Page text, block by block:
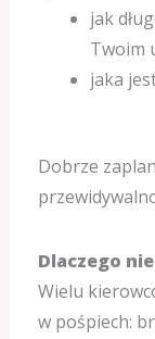
jak
Twoim
jaka
Dobrze
Dlaczego
Wielu
w pośpiech: